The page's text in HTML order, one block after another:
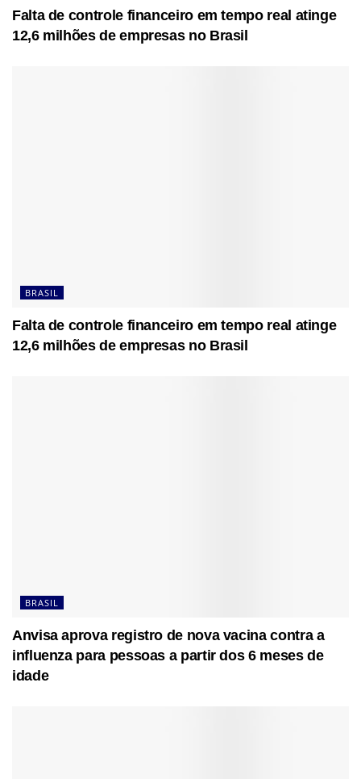
Falta de controle financeiro em tempo real atinge
12,6 milhões de empresas no Brasil
BRASIL
Falta de controle financeiro em tempo real atinge
12,6 milhões de empresas no Brasil
BRASIL
Anvisa aprova registro de nova vacina contra a
influenza para pessoas a partir dos 6 meses de
idade